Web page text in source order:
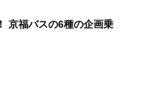
京福バスの6種の企画乗